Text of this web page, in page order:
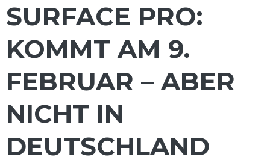
SURFACE PRO:
KOMMT AM 9.
FEBRUAR – ABER
NICHT IN
DEUTSCHLAND